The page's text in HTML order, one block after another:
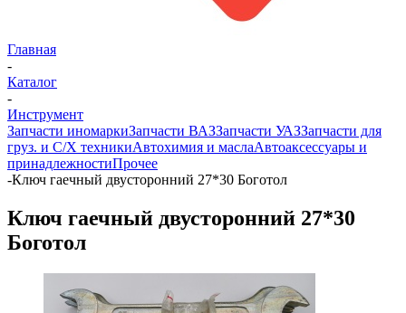
Главная
-
Каталог
-
Инструмент
Запчасти иномаркиЗапчасти ВАЗЗапчасти УАЗЗапчасти для
груз. и С/Х техникиАвтохимия и маслаАвтоаксессуары и
принадлежностиПрочее
-Ключ гаечный двусторонний 27*30 Боготол
Ключ гаечный двусторонний 27*30
Боготол